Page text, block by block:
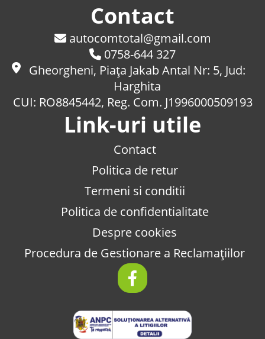
Contact
autocomtotal@gmail.com
0758-644 327
Gheorgheni, Piaţa Jakab Antal Nr: 5, Jud:
Harghita
CUI: RO8845442, Reg. Com. J1996000509193
Link-uri utile
Contact
Politica de retur
Termeni si conditii
Politica de confidentialitate
Despre cookies
Procedura de Gestionare a Reclamațiilor